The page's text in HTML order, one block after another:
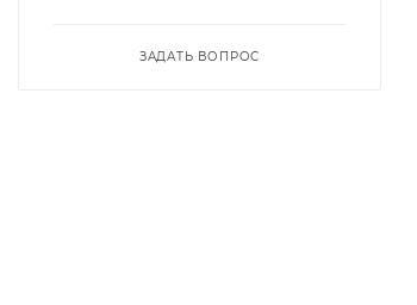
ЗАДАТЬ ВОПРОС